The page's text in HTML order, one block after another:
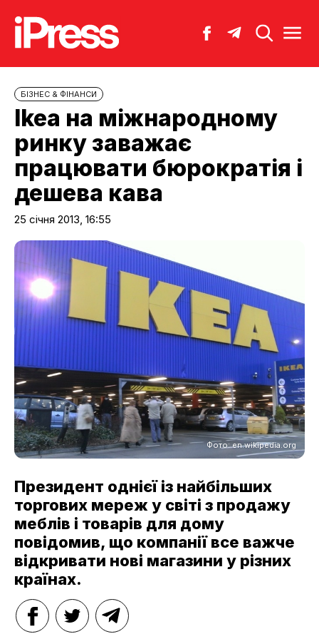
БІЗНЕС & ФІНАНСИ
Ikea на міжнародному
ринку заважає
працювати бюрократія і
дешева кава
25 січня 2013, 16:55
Фото: en.wikipedia.org
Президент однієї із найбільших
торгових мереж у світі з продажу
меблів і товарів для дому
повідомив, що компанії все важче
відкривати нові магазини у різних
країнах.